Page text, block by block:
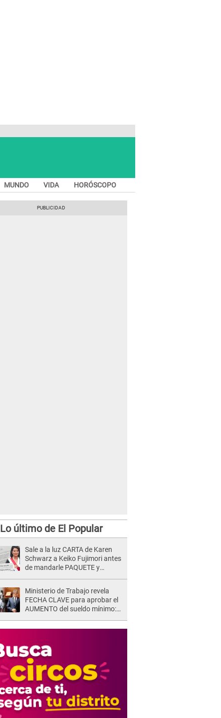
MUNDO VIDA HORÓSCOPO
Lo último de El Popular
Sale a la luz CARTA de Karen
Schwarz a Keiko Fujimori antes
de mandarle PAQUETE y
Ministerio de Trabajo revela
FECHA CLAVE para aprobar el
AUMENTO del sueldo mínimo: